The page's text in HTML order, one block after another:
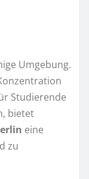
Umgebung.
Studierende
bietet
eine
zu